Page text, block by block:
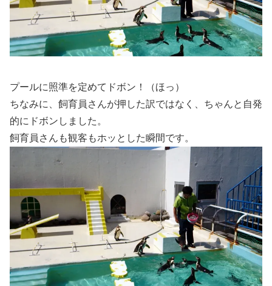
プールに照準を定めてドボン！（ほっ）
ちなみに、飼育員さんが押した訳ではなく、ちゃんと自発
的にドボンしました。
飼育員さんも観客もホッとした瞬間です。